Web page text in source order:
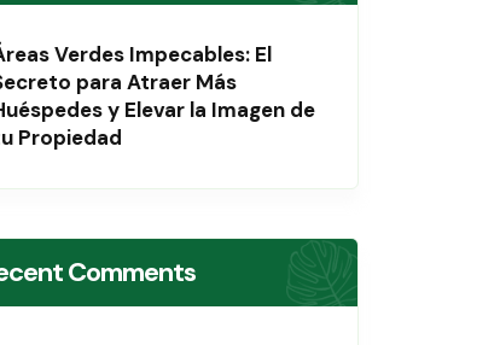
Verdes Impecables: El
para Atraer Más
y Elevar la Imagen de
Propiedad
Comments